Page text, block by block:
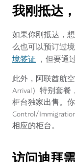
我刚抵达
如果你刚抵达，
么也可以预订过
境签证 ，但要通
此外，阿联酋航
Arrival）特别套餐
柜台独家出售。
Control/
相应的柜台。